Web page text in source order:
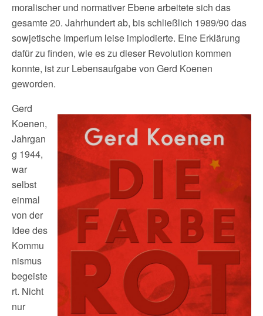
moralischer und normativer Ebene arbeitete sich das
gesamte 20. Jahrhundert ab, bis schließlich 1989/90 das
sowjetische Imperium leise implodierte. Eine Erklärung
dafür zu finden, wie es zu dieser Revolution kommen
konnte, ist zur Lebensaufgabe von Gerd Koenen
geworden.
Gerd
Koenen,
Jahrgan
g 1944,
war
selbst
einmal
von der
Idee des
Kommu
nismus
begeiste
rt. Nicht
nur